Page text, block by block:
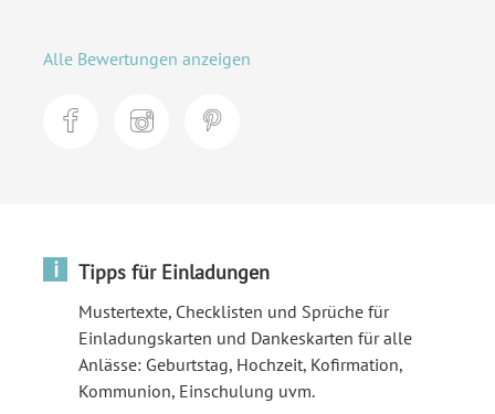
Alle Bewertungen anzeigen
i Tipps für Einladungen
Mustertexte, Checklisten und Sprüche für
Einladungskarten und Dankeskarten für alle
Anlässe: Geburtstag, Hochzeit, Kofirmation,
Kommunion, Einschulung uvm.